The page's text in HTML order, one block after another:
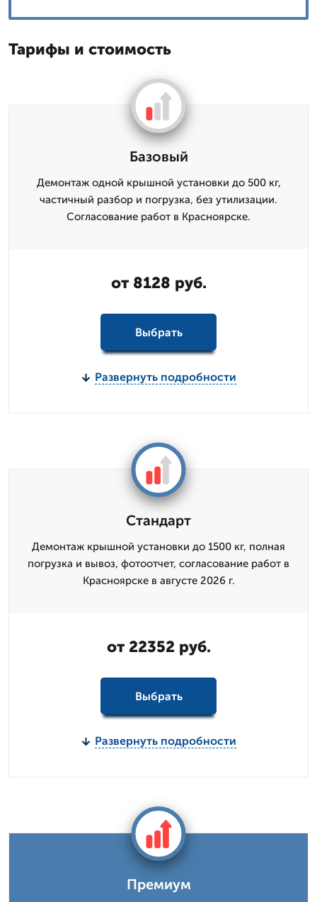
Тарифы и стоимость
Базовый
Демонтаж одной крышной установки до 500 кг,
частичный разбор и погрузка, без утилизации.
Согласование работ в Красноярске.
от 8128 руб.
Выбрать
Развернуть подробности
Стандарт
Демонтаж крышной установки до 1500 кг, полная
погрузка и вывоз, фотоотчет, согласование работ в
Красноярске в августе 2026 г.
от 22352 руб.
Выбрать
Развернуть подробности
Премиум